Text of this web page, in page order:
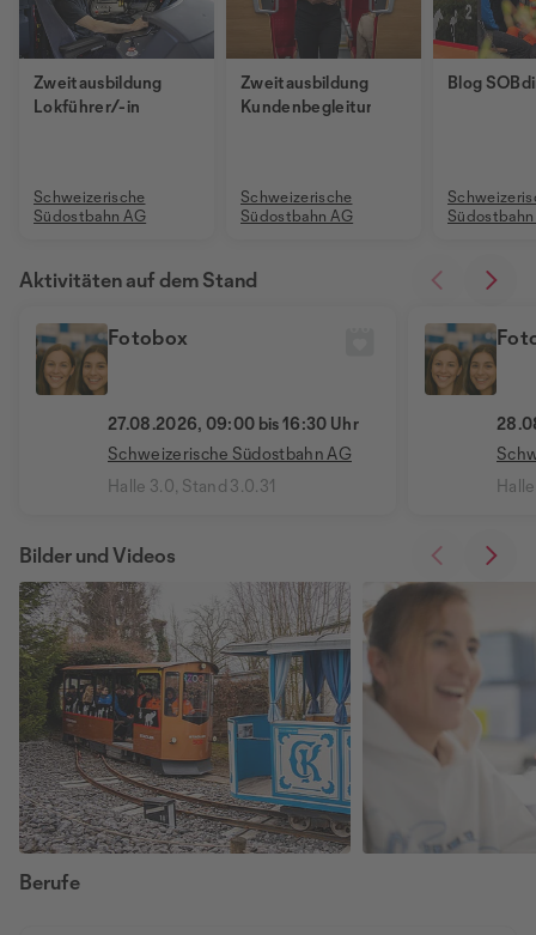
Zweitausbildung
Lokführer/-in
Schweizerische
Südostbahn AG
Zweitausbildung
Kundenbegleitung
Schweizerische
Südostbahn AG
Blog
Fotobox
27.08.2026, 09:00 bis 16:30 Uhr
Schweizerische Südostbahn AG
Halle 3.0, Stand 3.0.31
Aktivitäten auf dem Stand
Bilder und Videos
Berufe